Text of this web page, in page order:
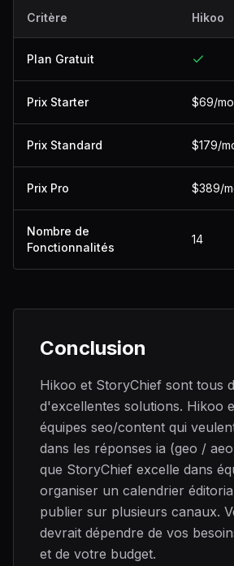
Critère Hikoo
Plan Gratuit
Prix Starter $69/
Prix Standard $179/
Prix Pro $389/
Nombre de
Fonctionnalités
14
Conclusion
Hikoo et StoryChief sont tous
d'excellentes solutions. Hikoo
équipes seo/content qui
dans les réponses ia (geo /
que StoryChief excelle dans
organiser un calendrier
publier sur plusieurs canaux.
devrait dépendre de vos
et de votre budget.